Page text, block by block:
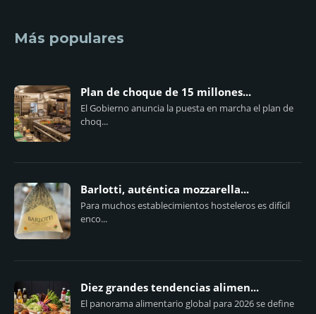
Más populares
Plan de choque de 15 millones...
El Gobierno anuncia la puesta en marcha el plan de
choq...
Barlotti, auténtica mozzarella...
Para muchos establecimientos hosteleros es difícil
enco...
Diez grandes tendencias alimen...
El panorama alimentario global para 2026 se define